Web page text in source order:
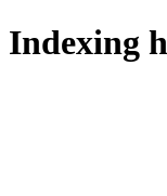
Indexing